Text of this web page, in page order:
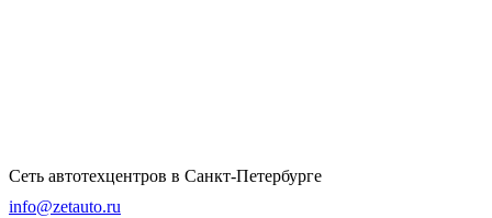
Сеть автотехцентров в Санкт-Петербурге
info@zetauto.ru